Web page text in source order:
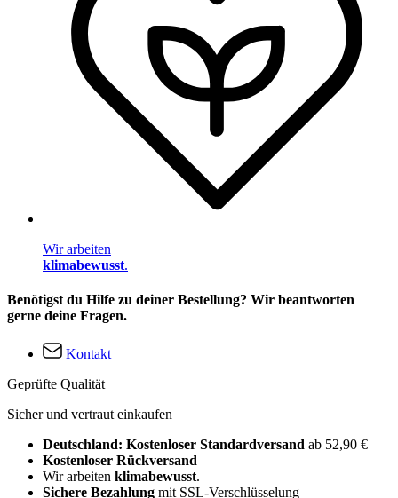
Wir arbeiten
klimabewusst.
Benötigst du Hilfe zu deiner Bestellung? Wir beantworten
gerne deine Fragen.
Kontakt
Geprüfte Qualität
Sicher und vertraut einkaufen
Deutschland: Kostenloser Standardversand ab 52,90 €
Kostenloser Rückversand
Wir arbeiten klimabewusst.
Sichere Bezahlung mit SSL-Verschlüsselung